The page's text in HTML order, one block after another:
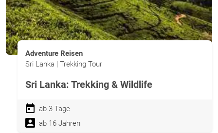
Adventure Reisen
Sri Lanka | Trekking Tour
Sri Lanka: Trekking & Wildlife
ab 3 Tage
ab 16 Jahren